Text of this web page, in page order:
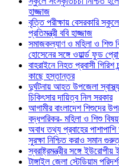
হাজ্জাজ
বৃত্তি পরীক্ষায় বেসরকারি
প্রতিমন্ত্রী ববি হাজ্জাজ
সমাজকল্যাণ ও মহিলা ও শিশু
হোসেনের সঙ্গে ওয়ার্ল্ড ফুড
বাহরাইনে নিহত প্রবাসী
কাছে হস্তান্তর
দুর্ঘটনায় আহত উপজেলা
চিকিৎসার দায়িত্ব নিল সরকার
আগামীর বাংলাদেশ শিশুদের
বদ্ধপরিকর- মহিলা ও শিশু
অবাধ তথ্য প্রবাহের
সুরক্ষা নিশ্চিত করাও সমান
স্বরাষ্ট্রমন্ত্রীর সঙ্গে ইউরোপীয়
টাঙ্গাইল জেলা স্টেডিয়াম